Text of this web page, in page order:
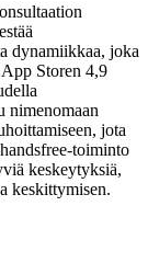
dynamiikkaa, joka
Storen 4,9
nimenomaan
jota
toiminto
keskeytyksiä,
keskittymisen.